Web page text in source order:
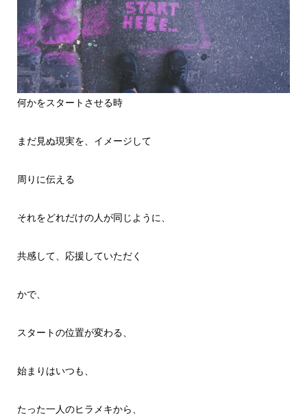
何かをスタートさせる時
まだ見ぬ現実を、イメージして
周りに伝える
それをどれだけの人が同じように、
共感して、応援していただく
かで、
スタートの位置が変わる、
始まりはいつも、
たった一人のヒラメキから、